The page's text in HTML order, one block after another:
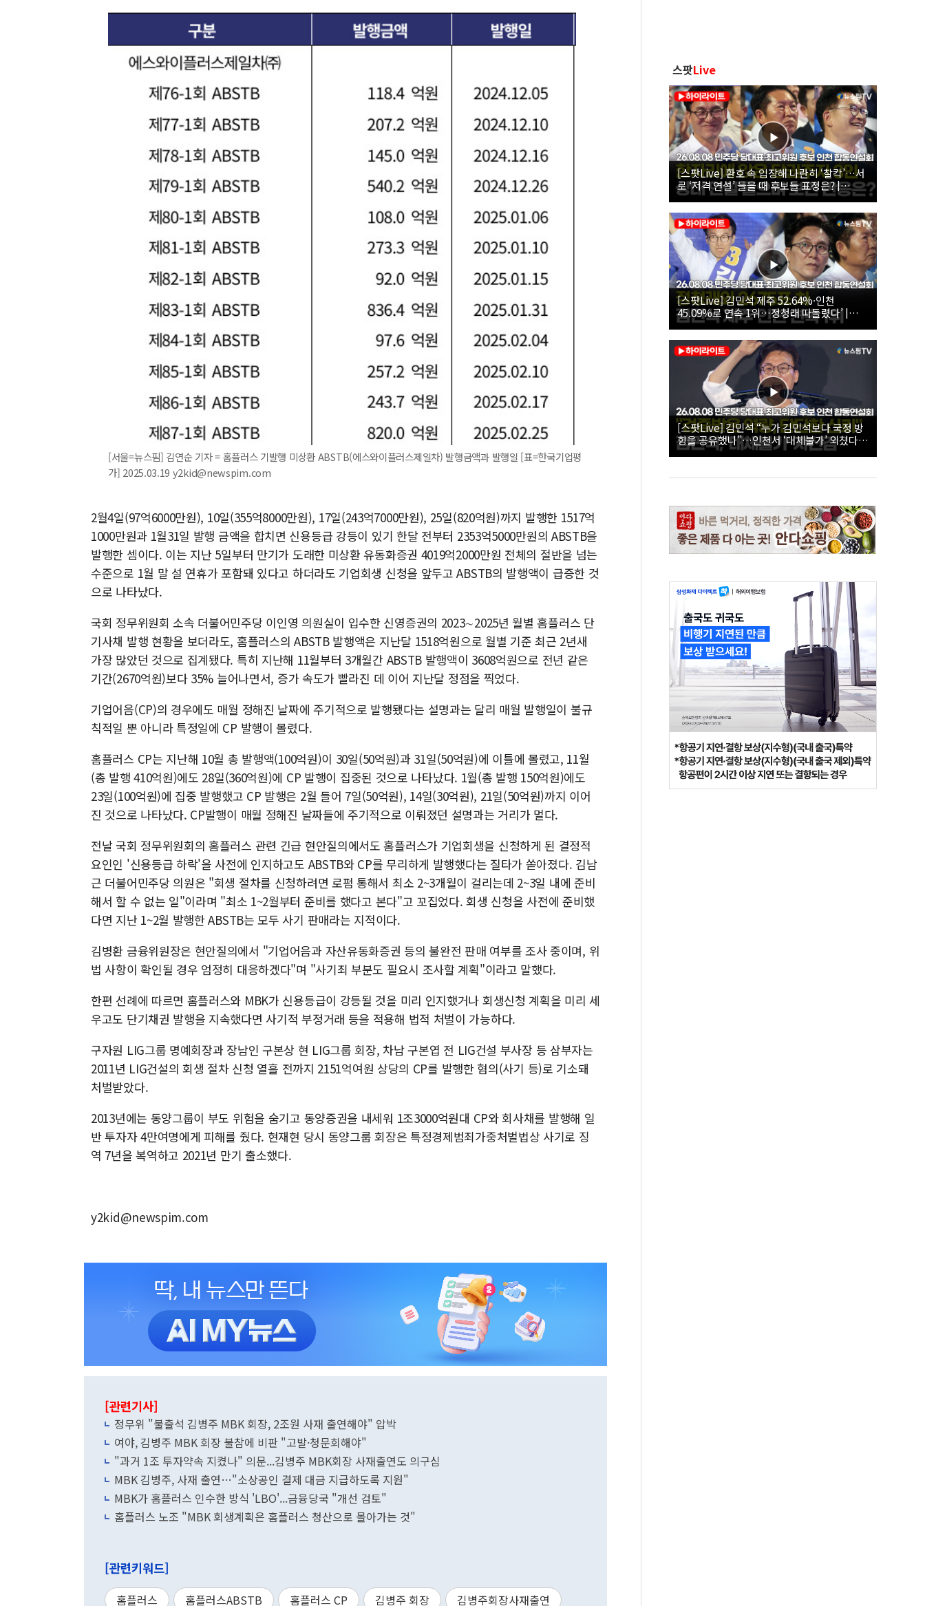
[서울=뉴스핌] 김연순 기자 = 홈플러스 기발행 미상환 ABSTB(에스와이플러스제일차) 발행금액과 발행일 [표=한국기업평
가] 2025.03.19 y2kid@newspim.com
2월4일(97억6000만원), 10일(355억8000만원), 17일(243억7000만원), 25일(820억원)까지 발행한 1517억
1000만원과 1월31일 발행 금액을 합치면 신용등급 강등이 있기 한달 전부터 2353억5000만원의 ABSTB을
발행한 셈이다. 이는 지난 5일부터 만기가 도래한 미상환 유동화증권 4019억2000만원 전체의 절반을 넘는
수준으로 1월 말 설 연휴가 포함돼 있다고 하더라도 기업회생 신청을 앞두고 ABSTB의 발행액이 급증한 것
으로 나타났다.
국회 정무위원회 소속 더불어민주당 이인영 의원실이 입수한 신영증권의 2023∼2025년 월별 홈플러스 단
기사채 발행 현황을 보더라도, 홈플러스의 ABSTB 발행액은 지난달 1518억원으로 월별 기준 최근 2년새
가장 많았던 것으로 집계됐다. 특히 지난해 11월부터 3개월간 ABSTB 발행액이 3608억원으로 전년 같은
기간(2670억원)보다 35% 늘어나면서, 증가 속도가 빨라진 데 이어 지난달 정점을 찍었다.
기업어음(CP)의 경우에도 매월 정해진 날짜에 주기적으로 발행됐다는 설명과는 달리 매월 발행일이 불규
칙적일 뿐 아니라 특정일에 CP 발행이 몰렸다.
홈플러스 CP는 지난해 10월 총 발행액(100억원)이 30일(50억원)과 31일(50억원)에 이틀에 몰렸고, 11월
(총 발행 410억원)에도 28일(360억원)에 CP 발행이 집중된 것으로 나타났다. 1월(총 발행 150억원)에도
23일(100억원)에 집중 발행했고 CP 발행은 2월 들어 7일(50억원), 14일(30억원), 21일(50억원)까지 이어
진 것으로 나타났다. CP발행이 매월 정해진 날짜들에 주기적으로 이뤄졌던 설명과는 거리가 멀다.
전날 국회 정무위원회의 홈플러스 관련 긴급 현안질의에서도 홈플러스가 기업회생을 신청하게 된 결정적
요인인 '신용등급 하락'을 사전에 인지하고도 ABSTB와 CP를 무리하게 발행했다는 질타가 쏟아졌다. 김남
근 더불어민주당 의원은 "회생 절차를 신청하려면 로펌 통해서 최소 2~3개월이 걸리는데 2~3일 내에 준비
해서 할 수 없는 일"이라며 "최소 1~2월부터 준비를 했다고 본다"고 꼬집었다. 회생 신청을 사전에 준비했
다면 지난 1~2월 발행한 ABSTB는 모두 사기 판매라는 지적이다.
김병환 금융위원장은 현안질의에서 "기업어음과 자산유동화증권 등의 불완전 판매 여부를 조사 중이며, 위
법 사항이 확인될 경우 엄정히 대응하겠다"며 "사기죄 부분도 필요시 조사할 계획"이라고 말했다.
한편 선례에 따르면 홈플러스와 MBK가 신용등급이 강등될 것을 미리 인지했거나 회생신청 계획을 미리 세
우고도 단기채권 발행을 지속했다면 사기적 부정거래 등을 적용해 법적 처벌이 가능하다.
구자원 LIG그룹 명예회장과 장남인 구본상 현 LIG그룹 회장, 차남 구본엽 전 LIG건설 부사장 등 삼부자는
2011년 LIG건설의 회생 절차 신청 열흘 전까지 2151억여원 상당의 CP를 발행한 혐의(사기 등)로 기소돼
처벌받았다.
2013년에는 동양그룹이 부도 위험을 숨기고 동양증권을 내세워 1조3000억원대 CP와 회사채를 발행해 일
반 투자자 4만여명에게 피해를 줬다. 현재현 당시 동양그룹 회장은 특정경제범죄가중처벌법상 사기로 징
역 7년을 복역하고 2021년 만기 출소했다.
y2kid@newspim.com
[관련기사]
정무위 "불출석 김병주 MBK 회장, 2조원 사재 출연해야" 압박
여야, 김병주 MBK 회장 불참에 비판 "고발·청문회해야"
"과거 1조 투자약속 지켰나" 의문...김병주 MBK회장 사재출연도 의구심
MBK 김병주, 사재 출연…"소상공인 결제 대금 지급하도록 지원"
MBK가 홈플러스 인수한 방식 'LBO'...금융당국 "개선 검토"
홈플러스 노조 "MBK 회생계획은 홈플러스 청산으로 몰아가는 것"
[관련키워드]
홈플러스 홈플러스ABSTB 홈플러스 CP 김병주 회장 김병주회장사재출연
스팟Live
[스팟Live] 환호 속 입장해 나란히 ‘찰칵’…서
로 ‘저격 연설’ 들을 때 후보들 표정은? |
26.08.08 더불어민주당 당대표·최고위원 후
보 인천 합동연설회
[스팟Live] 김민석 제주 52.64%·인천
45.09%로 연속 1위…정청래 따돌렸다’ |
26.08.08 더불어민주당 당대표·최고위원 후
보 인천 합동연설회
[스팟Live] 김민석 “누가 김민석보다 국정 방
향을 공유했나”…인천서 ‘대체불가’ 외쳤다 |
26.08.08 더불어민주당 당대표·최고위원 후